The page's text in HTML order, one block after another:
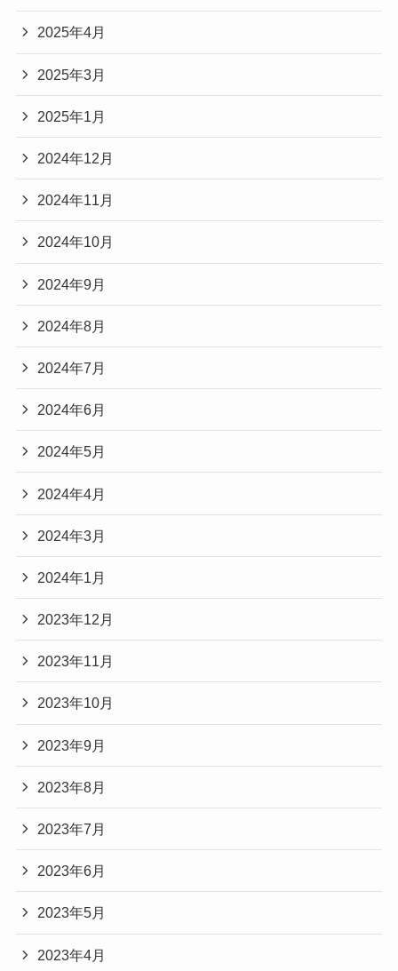
2025年4月
2025年3月
2025年1月
2024年12月
2024年11月
2024年10月
2024年9月
2024年8月
2024年7月
2024年6月
2024年5月
2024年4月
2024年3月
2024年1月
2023年12月
2023年11月
2023年10月
2023年9月
2023年8月
2023年7月
2023年6月
2023年5月
2023年4月